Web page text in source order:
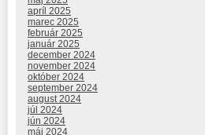
apríl 2025
marec 2025
február 2025
január 2025
december 2024
november 2024
október 2024
september 2024
august 2024
júl 2024
jún 2024
máj 2024